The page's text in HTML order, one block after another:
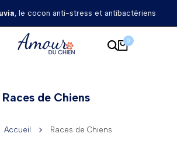
, le cocon anti-stress et antibactériens
0
Races de Chiens
Accueil Races de Chiens